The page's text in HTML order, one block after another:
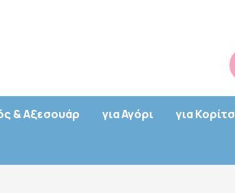
& Αξεσουάρ για Αγόρι για